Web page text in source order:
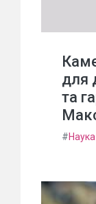
для
та
#Наука